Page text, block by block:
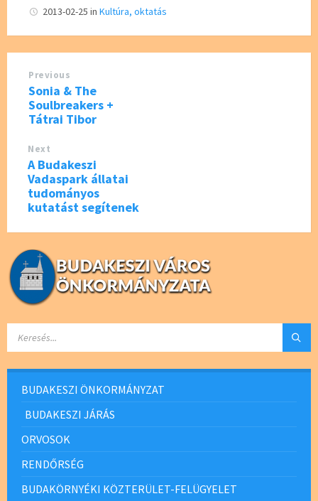
b
o
o
k
tt
er
2013-02-25 in Kultúra, oktatás
Previous
Sonia & The
Soulbreakers +
Tátrai Tibor
Next
A Budakeszi
Vadaspark állatai
tudományos
kutatást segítenek
BUDAKESZI ÖNKORMÁNYZAT
BUDAKESZI JÁRÁS
ORVOSOK
RENDŐRSÉG
BUDAKÖRNYÉKI KÖZTERÜLET-FELÜGYELET